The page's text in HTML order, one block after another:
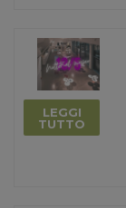
LEGGI
TUTTO